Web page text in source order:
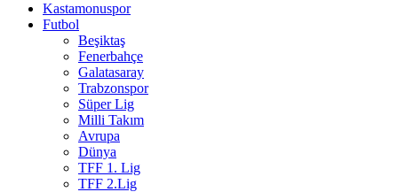
Kastamonuspor
Futbol
Beşiktaş
Fenerbahçe
Galatasaray
Trabzonspor
Süper Lig
Milli Takım
Avrupa
Dünya
TFF 1. Lig
TFF 2.Lig